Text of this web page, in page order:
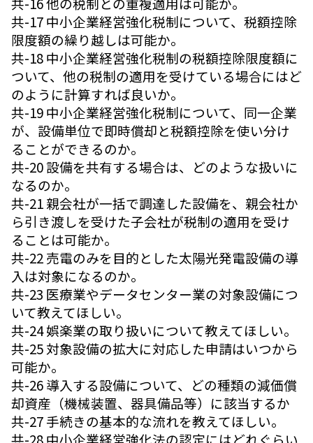
共-17 中小企業経営強化税制について、税額控除
限度額の繰り越しは可能か。
共-18 中小企業経営強化税制の税額控除限度額に
ついて、他の税制の適用を受けている場合にはど
のように計算すれば良いか。
共-19 中小企業経営強化税制について、同一企業
が、設備単位で即時償却と税額控除を使い分け
ることができるのか。
共-20 設備を共有する場合は、どのような扱いに
なるのか。
共-21 親会社が一括で調達した設備を、親会社か
ら引き渡しを受けた子会社が税制の適用を受け
ることは可能か。
共-22 売電のみを目的とした太陽光発電設備の導
入は対象になるのか。
共-23 医療業やデータセンター業の対象設備につ
いて教えてほしい。
共-24 娯楽業の取り扱いについて教えてほしい。
共-25 対象設備の拡大に対応した申請はいつから
可能か。
共-26 導入する設備について、どの種類の減価償
却資産（機械装置、器具備品等）に該当するか
共-27 手続きの基本的な流れを教えてほしい。
共-28 中小企業経営強化法の認定にはどれぐらい